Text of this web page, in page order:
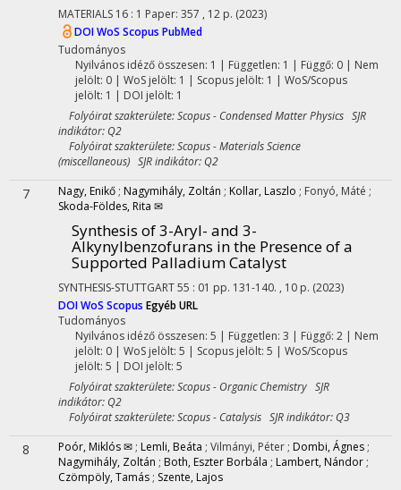
MATERIALS 16 : 1 Paper: 357 , 12 p. (2023)
DOIWoS Scopus PubMed
Tudományos
Nyilvános idéző összesen: 1 | Független: 1 | Függő: 0 | Nem
jelölt: 0 | WoS jelölt: 1 | Scopus jelölt: 1 | WoS/Scopus
jelölt: 1 | DOI jelölt: 1
Folyóirat szakterülete: Scopus - Condensed Matter Physics SJR
indikátor: Q2
Folyóirat szakterülete: Scopus - Materials Science
(miscellaneous) SJR indikátor: Q2
7 Nagy, Enikő ; Nagymihály, Zoltán ; Kollar, Laszlo ; Fonyó, Máté ;
Skoda-Földes, Rita ✉
Synthesis of 3-Aryl- and 3-
Alkynylbenzofurans in the Presence of a
Supported Palladium Catalyst
SYNTHESIS-STUTTGART55 : 01 pp. 131-140. , 10 p. (2023)
DOIWoS Scopus Egyéb URL
Tudományos
Nyilvános idéző összesen: 5 | Független: 3 | Függő: 2 | Nem
jelölt: 0 | WoS jelölt: 5 | Scopus jelölt: 5 | WoS/Scopus
jelölt: 5 | DOI jelölt: 5
Folyóirat szakterülete: Scopus - Organic Chemistry SJR
indikátor: Q2
Folyóirat szakterülete: Scopus - Catalysis SJR indikátor: Q3
8 Poór, Miklós ✉ ; Lemli, Beáta ; Vilmányi, Péter ; Dombi, Ágnes ;
Nagymihály, Zoltán ; Both, Eszter Borbála ; Lambert, Nándor ;
Czömpöly, Tamás ; Szente, Lajos